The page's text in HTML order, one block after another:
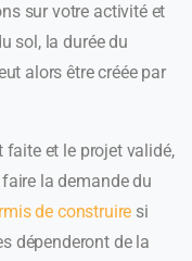
sur votre activité et
sol, la durée du
alors être créée par
faite et le projet validé,
faire la demande du
de construire si
dépenderont de la